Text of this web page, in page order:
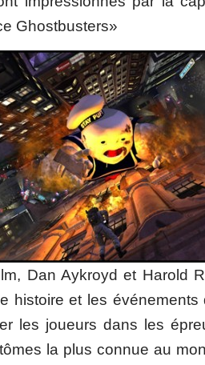
Ghostbusters»
Dan Aykroyd et Harold
histoire et les
les joueurs dans les
la plus connue au